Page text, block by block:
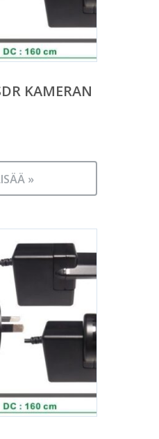
KAMERAN
»